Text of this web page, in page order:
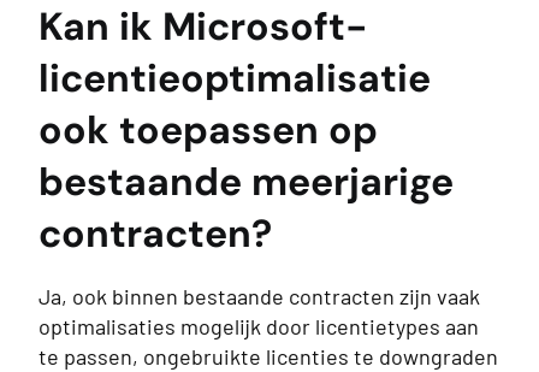
Kan ik Microsoft-
licentieoptimalisatie
ook toepassen op
bestaande meerjarige
contracten?
Ja, ook binnen bestaande contracten zijn vaak
optimalisaties mogelijk door licentietypes aan
te passen, ongebruikte licenties te downgraden